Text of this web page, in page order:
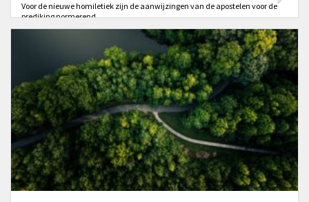
Voor de nieuwe homiletiek zijn de aanwijzingen van de apostelen voor de
prediking normerend.